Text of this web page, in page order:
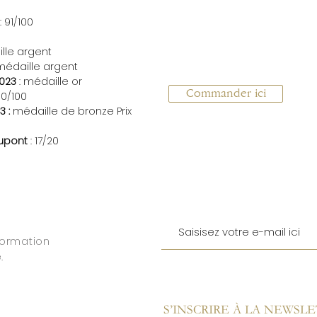
91/100
argent
argent
: médaille or
100
: médaille de bronze Prix
: 17/20
Commander ici
S’INSCRIRE À LA